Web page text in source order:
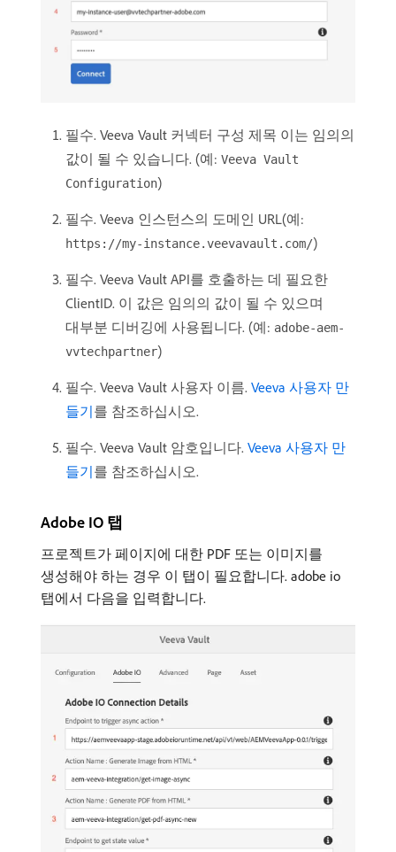
필수. Veeva Vault 커넥터 구성 제목 이는 임의의
값이 될 수 있습니다. (예: Veeva Vault
Configuration)
필수. Veeva 인스턴스의 도메인 URL(예:
https://my-instance.veevavault.com/)
필수. Veeva Vault API를 호출하는 데 필요한
ClientID. 이 값은 임의의 값이 될 수 있으며
대부분 디버깅에 사용됩니다. (예: adobe-aem-
vvtechpartner)
필수. Veeva Vault 사용자 이름. Veeva 사용자 만
들기를 참조하십시오.
필수. Veeva Vault 암호입니다. Veeva 사용자 만
들기를 참조하십시오.
Adobe IO 탭
프로젝트가 페이지에 대한 PDF 또는 이미지를
생성해야 하는 경우 이 탭이 필요합니다. adobe io
탭에서 다음을 입력합니다.